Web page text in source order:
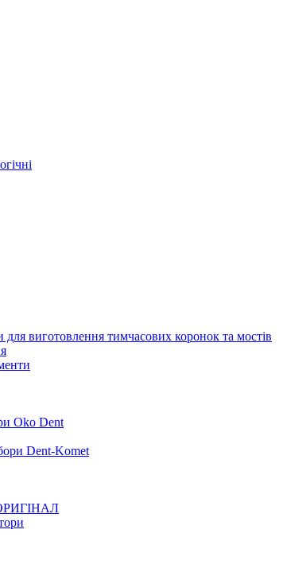
для виготовлення тимчасових коронок та мостів
Oko Dent
Dent-Komet
ОРИГІНАЛ